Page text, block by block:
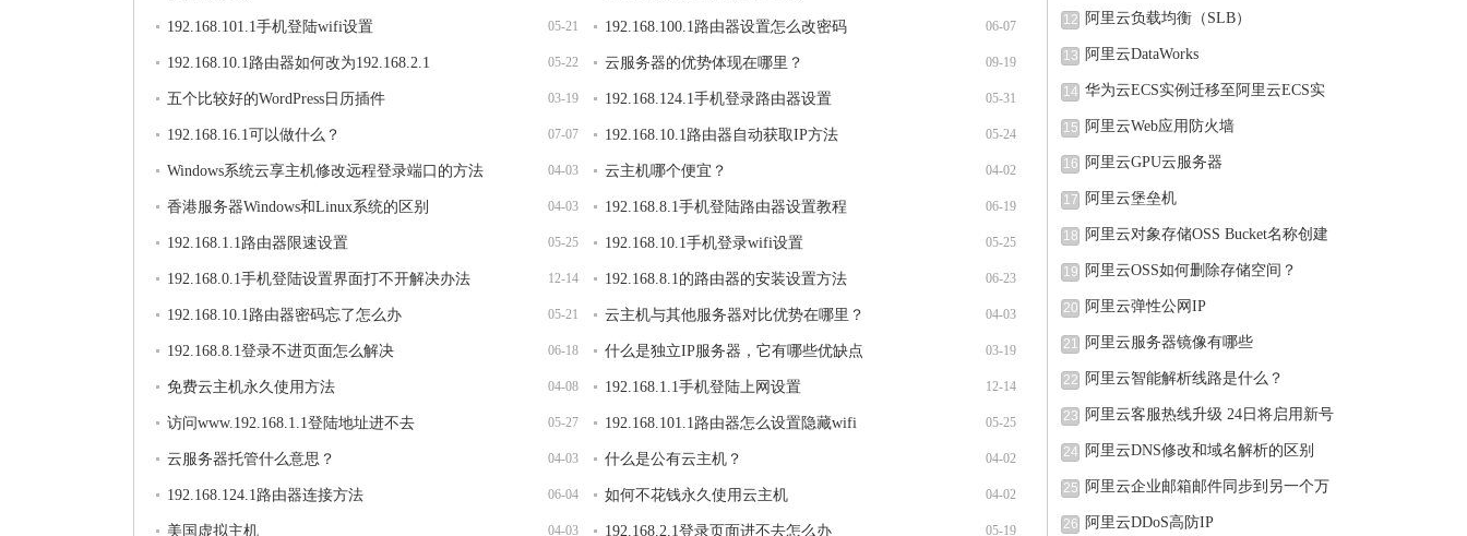
05-21
192.168.101.1手机登陆wifi设置 06-07
192.168.100.1路由器设置怎么改密码
05-22
192.168.10.1路由器如何改为192.168.2.1 09-19
云服务器的优势体现在哪里？
03-19
五个比较好的WordPress日历插件 05-31
192.168.124.1手机登录路由器设置
07-07
192.168.16.1可以做什么？ 05-24
192.168.10.1路由器自动获取IP方法
04-03
Windows系统云享主机修改远程登录端口的方法 04-02
云主机哪个便宜？
04-03
香港服务器Windows和Linux系统的区别 06-19
192.168.8.1手机登陆路由器设置教程
05-25
192.168.1.1路由器限速设置 05-25
192.168.10.1手机登录wifi设置
12-14
192.168.0.1手机登陆设置界面打不开解决办法 06-23
192.168.8.1的路由器的安装设置方法
05-21
192.168.10.1路由器密码忘了怎么办 04-03
云主机与其他服务器对比优势在哪里？
06-18
192.168.8.1登录不进页面怎么解决 03-19
什么是独立IP服务器，它有哪些优缺点
04-08
免费云主机永久使用方法 12-14
192.168.1.1手机登陆上网设置
05-27
访问www.192.168.1.1登陆地址进不去 05-25
192.168.101.1路由器怎么设置隐藏wifi
04-03
云服务器托管什么意思？ 04-02
什么是公有云主机？
06-04
192.168.124.1路由器连接方法 04-02
如何不花钱永久使用云主机
04-03
美国虚拟主机 05-19
192.168.2.1登录页面进不去怎么办
12 阿里云负载均衡（SLB）
13 阿里云DataWorks
14 华为云ECS实例迁移至阿里云ECS实
例的
15 阿里云Web应用防火墙
16 阿里云GPU云服务器
17 阿里云堡垒机
18
阿里云对象存储OSS Bucket名称创建
完可
19 阿里云OSS如何删除存储空间？
20 阿里云弹性公网IP
21 阿里云服务器镜像有哪些
22 阿里云智能解析线路是什么？
23 阿里云客服热线升级 24日将启用新号
24 阿里云DNS修改和域名解析的区别
25 阿里云企业邮箱邮件同步到另一个万
26 阿里云DDoS高防IP